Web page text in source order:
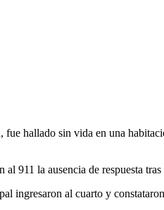
fue hallado sin vida en una
911 la ausencia de respuesta
ingresaron al cuarto y